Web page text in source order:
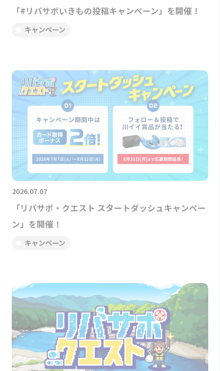
「#リバサポいきもの投稿キャンペーン」を開催！
キャンペーン
2026.07.07
「リバサポ・クエスト スタートダッシュキャンペー
ン」を開催！
キャンペーン